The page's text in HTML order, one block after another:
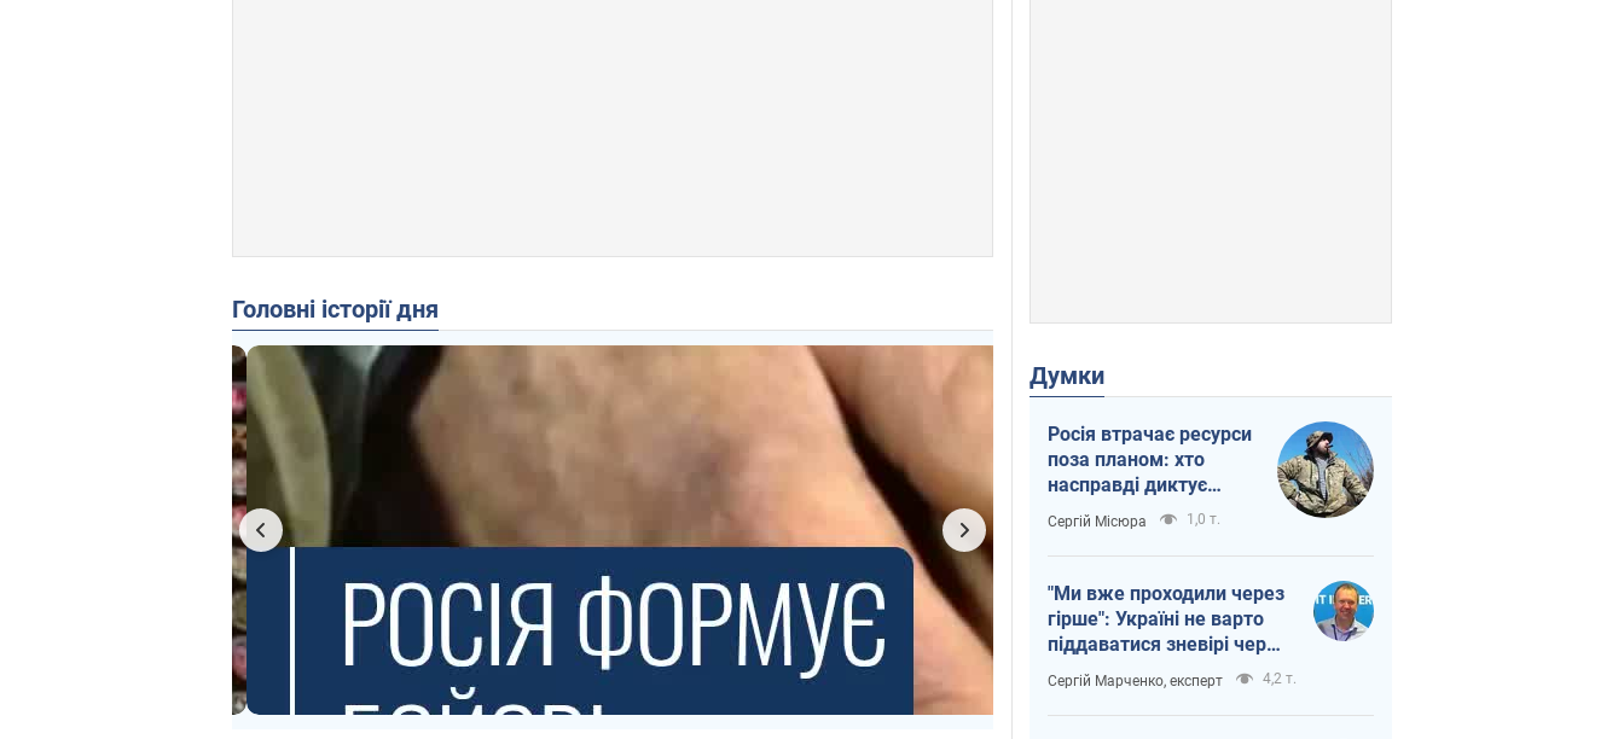
Головні історії дня
Думки
Росія втрачає ресурси
поза планом: хто
насправді диктує
темп війни
Сергій Місюра 1,0 т.
"Ми вже проходили через
гірше": Україні не варто
піддаватися зневірі через
ракетний терор
Сергій Марченко, експерт 4,2 т.